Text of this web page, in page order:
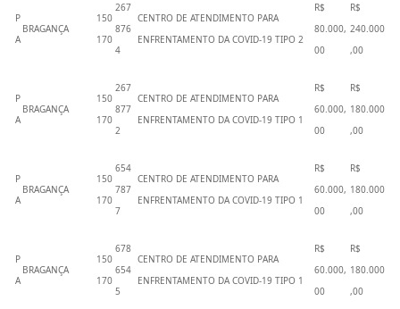
P
A
BRAGANÇA
150
170
267
876
4
CENTRO DE ATENDIMENTO PARA
ENFRENTAMENTO DA COVID-19 TIPO 2
R$
80.000,
00
R$
240.000
,00
P
A
BRAGANÇA
150
170
267
877
2
CENTRO DE ATENDIMENTO PARA
ENFRENTAMENTO DA COVID-19 TIPO 1
R$
60.000,
00
R$
180.000
,00
P
A
BRAGANÇA
150
170
654
787
7
CENTRO DE ATENDIMENTO PARA
ENFRENTAMENTO DA COVID-19 TIPO 1
R$
60.000,
00
R$
180.000
,00
P
A
BRAGANÇA
150
170
678
654
5
CENTRO DE ATENDIMENTO PARA
ENFRENTAMENTO DA COVID-19 TIPO 1
R$
60.000,
00
R$
180.000
,00